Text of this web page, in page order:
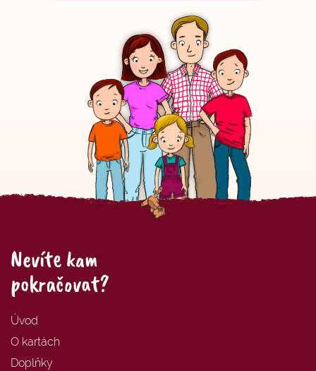
Nevíte kam
pokračovat?
Úvod
O kartách
Doplňky